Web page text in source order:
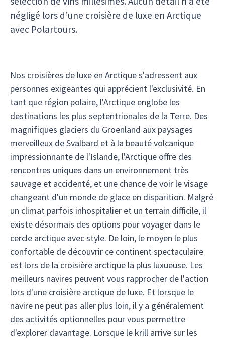
négligé lors d’une croisière de luxe en Arctique
avec Polartours.
Nos croisières de luxe en Arctique s'adressent aux
personnes exigeantes qui apprécient l'exclusivité. En
tant que région polaire, l'Arctique englobe les
destinations les plus septentrionales de la Terre. Des
magnifiques glaciers du Groenland aux paysages
merveilleux de Svalbard et à la beauté volcanique
impressionnante de l'Islande, l'Arctique offre des
rencontres uniques dans un environnement très
sauvage et accidenté, et une chance de voir le visage
changeant d'un monde de glace en disparition. Malgré
un climat parfois inhospitalier et un terrain difficile, il
existe désormais des options pour voyager dans le
cercle arctique avec style. De loin, le moyen le plus
confortable de découvrir ce continent spectaculaire
est lors de la croisière arctique la plus luxueuse. Les
meilleurs navires peuvent vous rapprocher de l'action
lors d'une croisière arctique de luxe. Et lorsque le
navire ne peut pas aller plus loin, il y a généralement
des activités optionnelles pour vous permettre
d'explorer davantage. Lorsque le krill arrive sur les